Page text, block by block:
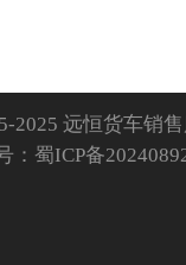
2025 远恒货车销
： 蜀ICP备